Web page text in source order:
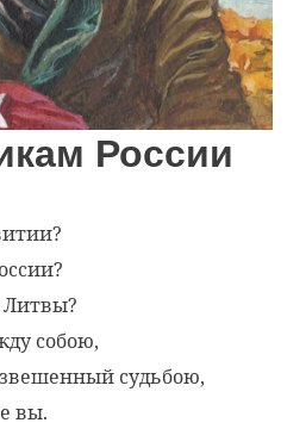
России
Литвы?
собою,
судьбою,
вы.